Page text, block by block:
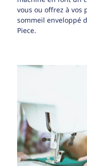
vous ou offrez à vos
sommeil enveloppé
Piece.